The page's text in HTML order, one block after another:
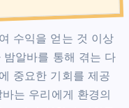
수익을 얻는 것 이상
밤알바를 통해 겪는 다
중요한 기회를 제공
는 우리에게 환경의